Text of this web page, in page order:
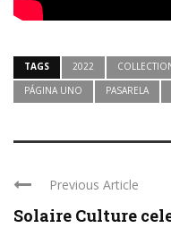
TAGS 2022
PÁGINA UNO
PASARELA
Previous Article
Solaire Culture